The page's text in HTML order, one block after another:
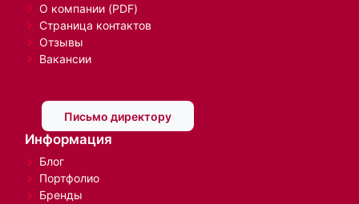
О компании (PDF)
Страница контактов
Отзывы
Вакансии
Письмо директору
Информация
Блог
Портфолио
Бренды